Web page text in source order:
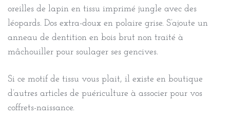
oreilles de lapin en tissu imprimé jungle avec des
léopards. Dos extra-doux en polaire grise. S’ajoute un
anneau de dentition en bois brut non traité à
mâchouiller pour soulager ses gencives.
Si ce motif de tissu vous plait, il existe en boutique
d’autres articles de puériculture à associer pour vos
coffrets-naissance.